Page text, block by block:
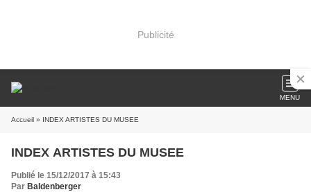
Publicité
MENU
Accueil » INDEX ARTISTES DU MUSEE
INDEX ARTISTES DU MUSEE
Publié le 15/12/2017 à 15:43
Par Baldenberger